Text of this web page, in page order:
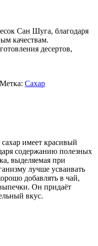
Сан Шуга, благодаря
качествам.
десертов,
Метка: Сахар
имеет красивый
содержанию полезных
выделяемая при
лучше усваивать
добавлять в чай,
Он придаёт
вкус.